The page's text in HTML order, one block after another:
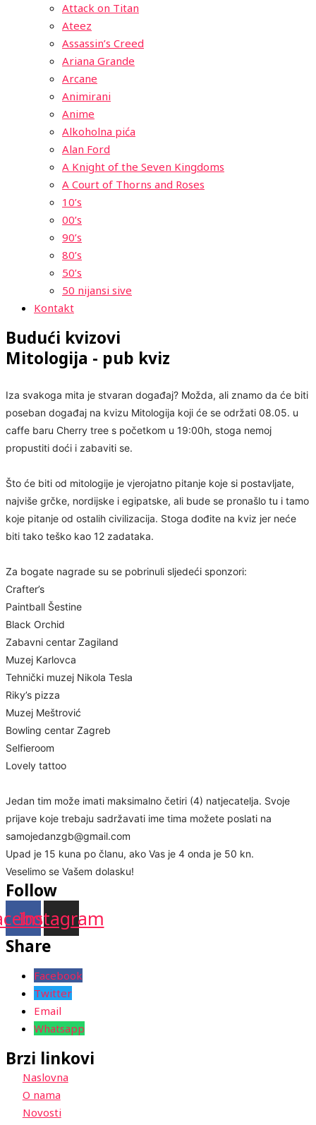
Attack on Titan
Ateez
Assassin’s Creed
Ariana Grande
Arcane
Animirani
Anime
Alkoholna pića
Alan Ford
A Knight of the Seven Kingdoms
A Court of Thorns and Roses
10’s
00’s
90’s
80’s
50’s
50 nijansi sive
Kontakt
Budući kvizovi
Mitologija - pub kviz
Iza svakoga mita je stvaran događaj? Možda, ali znamo da će biti
poseban događaj na kvizu Mitologija koji će se održati 08.05. u
caffe baru Cherry tree s početkom u 19:00h, stoga nemoj
propustiti doći i zabaviti se.
Što će biti od mitologije je vjerojatno pitanje koje si postavljate,
najviše grčke, nordijske i egipatske, ali bude se pronašlo tu i tamo
koje pitanje od ostalih civilizacija. Stoga dođite na kviz jer neće
biti tako teško kao 12 zadataka.
Za bogate nagrade su se pobrinuli sljedeći sponzori:
Crafter’s
Paintball Šestine
Black Orchid
Zabavni centar Zagiland
Muzej Karlovca
Tehnički muzej Nikola Tesla
Riky’s pizza
Muzej Meštrović
Bowling centar Zagreb
Selfieroom
Lovely tattoo
Jedan tim može imati maksimalno četiri (4) natjecatelja. Svoje
prijave koje trebaju sadržavati ime tima možete poslati na
samojedanzgb@gmail.com
Upad je 15 kuna po članu, ako Vas je 4 onda je 50 kn.
Veselimo se Vašem dolasku!
Follow
Instagram
Share
Facebook
Twitter
Email
Whatsapp
Brzi linkovi
Naslovna
O nama
Novosti